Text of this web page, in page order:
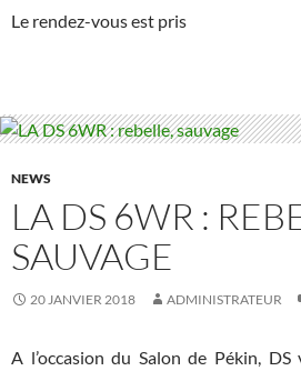
Le rendez-vous est pris
NEWS
LA DS 6WR :
SAUVAGE
20 JANVIER 2018 ADMINISTRATEUR
A l’occasion du Salon de Pékin,